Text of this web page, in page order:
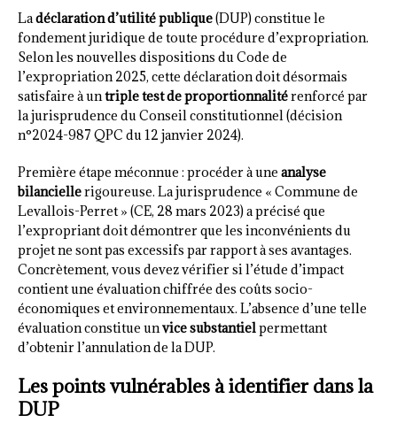
Ladéclaration d’utilité publique(DUP) constitue le
fondement juridique de toute procédure d’expropriation.
Selon les nouvelles dispositions du Code de
l’expropriation 2025, cette déclaration doit désormais
satisfaire à untriple test de proportionnalitérenforcé par
la jurisprudence du Conseil constitutionnel (décision
n°2024-987 QPC du 12 janvier 2024).
Première étape méconnue : procéder à une analyse
bilanciellerigoureuse. La jurisprudence « Commune de
Levallois-Perret » (CE, 28 mars 2023) a précisé que
l’expropriant doit démontrer que les inconvénients du
projet ne sont pas excessifs par rapport à ses avantages.
Concrètement, vous devez vérifier si l’étude d’impact
contient une évaluation chiffrée des coûts socio-
économiques et environnementaux. L’absence d’une telle
évaluation constitue unvice substantielpermettant
d’obtenir l’annulation de la DUP.
Les points vulnérables à identifier dans la
DUP